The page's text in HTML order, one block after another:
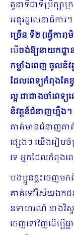
តួនាទីជាទីប្រឹក្សា
អនុរដ្ឋលេខាធិការ។
ច្រើន ទី២ (ធ្វើកា
បើចង់ឱ្យនាយកដ្ឋ
កម្លាំងពេញ ចូលនិវ
ដែលពេទ្យកំពុងតែ
ល្អ ជាជាងចាំពេទ្
និវត្តន៍ជំនាញហ្នឹង។
គាត់មានជំនាញគា
ផ្សេងៗ យើងរៀបចំ
ទេ អ្នកដែលកំពុងព
បងប្អូនខ្លះចេញម
គាត់ទៅវិស័យឯកជ
ឧទាហរណ៍ ខាងវិស្
ចេញទៅវិញដើម្បី